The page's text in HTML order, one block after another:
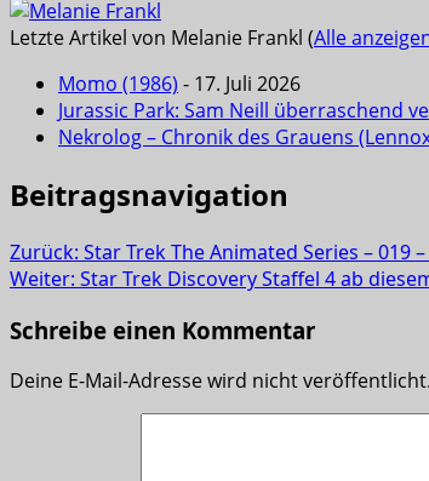
Letzte Artikel von Melanie Frankl (Alle
Momo (1986) - 17. Juli 2026
Jurassic Park: Sam Neill überraschend
Nekrolog – Chronik des Grauens
Beitragsnavigation
Zurück: Star Trek The Animated Series – 019
Weiter: Star Trek Discovery Staffel 4 ab
Schreibe einen Kommentar
Deine E-Mail-Adresse wird nicht veröffentlicht.